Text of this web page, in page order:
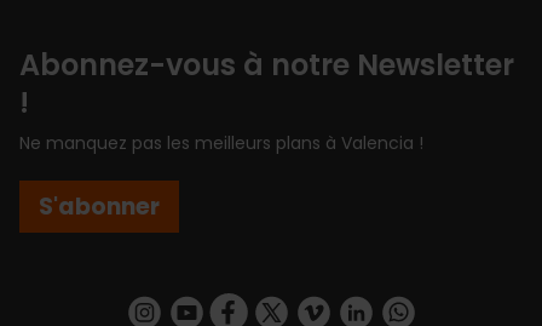
Abonnez-vous à notre Newsletter
!
Ne manquez pas les meilleurs plans à Valencia !
S'abonner
https://www.instagram.com/visit_valencia/
https://www.youtube.com/user/
https://www.facebook.com/
https://twitter.com/
https://vimeo.com/
https://www.linkedin.com/company/turismo-valencia/https://api.whatsapp.com/send/